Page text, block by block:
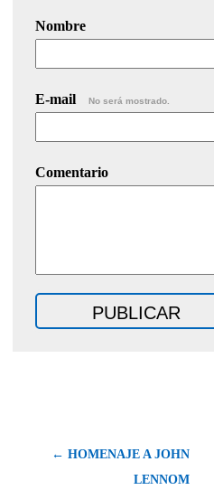
Nombre
E-mail No será mostrado.
Comentario
← HOMENAJE A JOHN
LENNOM